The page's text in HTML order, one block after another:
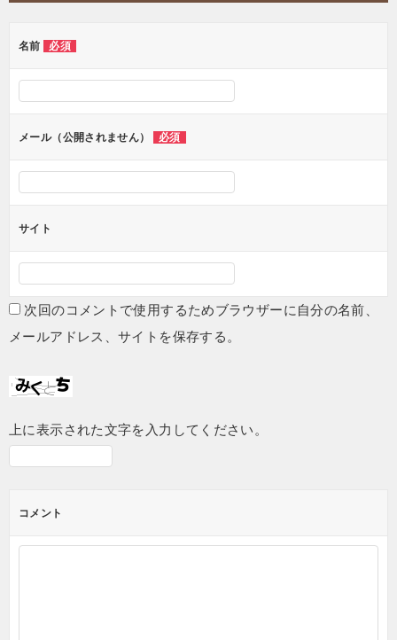
ー
ョ
名前 必須
メール（公開されません） 必須
サイト
次回のコメントで使用するためブラウザーに自分の名前、
メールアドレス、サイトを保存する。
上に表示された文字を入力してください。
コメント